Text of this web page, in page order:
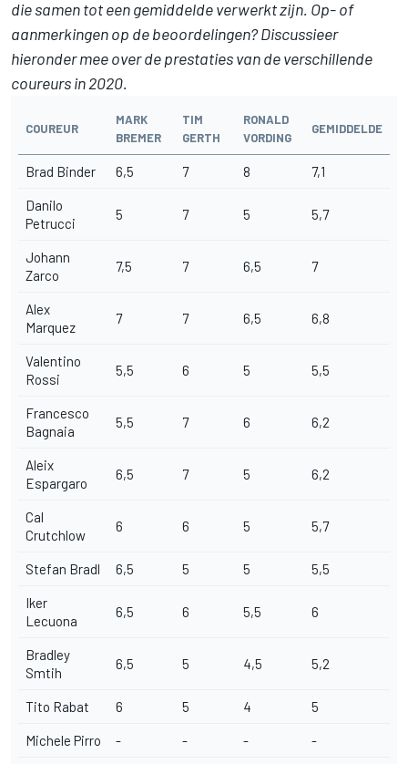
die samen tot een gemiddelde verwerkt zijn. Op- of
aanmerkingen op de beoordelingen? Discussieer
hieronder mee over de prestaties van de verschillende
coureurs in 2020.
COUREUR
MARK
BREMER
TIM
GERTH
RONALD
VORDING
GEMIDDELDE
Brad Binder 6,5 7 8 7,1
Danilo
Petrucci
5 7 5 5,7
Johann
Zarco
7,5 7 6,5 7
Alex
Marquez
7 7 6,5 6,8
Valentino
Rossi
5,5 6 5 5,5
Francesco
Bagnaia
5,5 7 6 6,2
Aleix
Espargaro
6,5 7 5 6,2
Cal
Crutchlow
6 6 5 5,7
Stefan Bradl 6,5 5 5 5,5
Iker
Lecuona
6,5 6 5,5 6
Bradley
Smtih
6,5 5 4,5 5,2
Tito Rabat 6 5 4 5
Michele Pirro - - - -